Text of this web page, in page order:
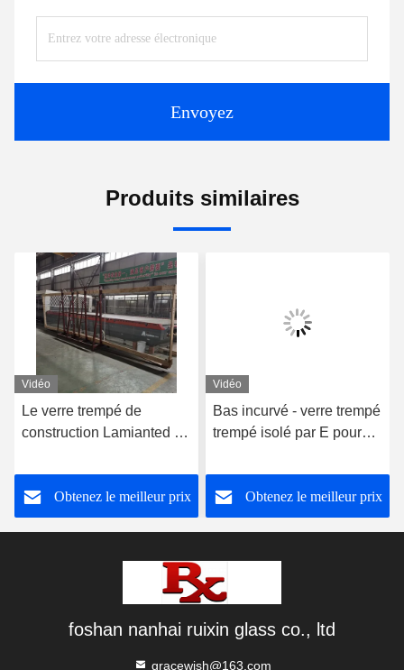
Envoyez
Produits similaires
Vidéo
Le verre trempé de
construction Lamianted de
supplémentaire mure
l'épaisseur de 8mm
Obtenez le meilleur prix
Vidéo
Bas incurvé - verre trempé
trempé isolé par E pour
Obtenez le meilleur prix
foshan nanhai ruixin glass co., ltd
gracewish@163.com